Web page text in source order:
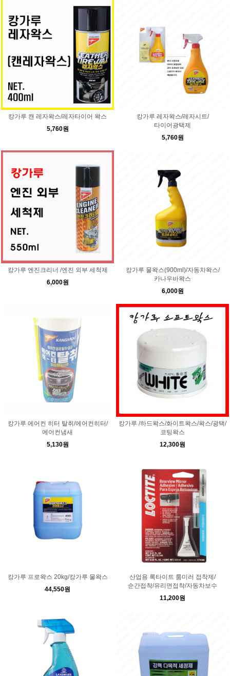
캉가루 캔 레자왁스/레자타이어 왁스
5,760원
캉가루 레자왁스/레자시트/
타이어광택제
5,760원
캉가루 엔진크리너 /엔진 외부 세척제
6,000원
캉가루 물왁스(900ml)/자동차왁스/
카나우바왁스
6,000원
캉가루 에어컨 히터 탈취/에어컨히터/
에어컨냄새
5,130원
캉가루 /하드왁스/화이트왁스/왁스/광택/
코팅왁스
12,300원
캉가루 프로왁스 20kg/캉가루 물왁스
44,550원
산업용 록타이트 룸미러 접착제/
순간접착/유리면접착/자동차보수
11,200원